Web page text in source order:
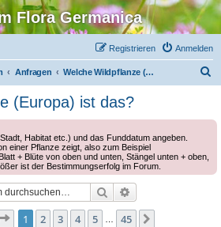
Flora Germanica
Anmelden
Registrieren
Anfragen Welche Wildpflanze (Europa) ist das?
(Europa) ist das?
Habitat etc.) und das Funddatum angeben.
einer Pflanze zeigt, also zum Beispiel
+ Blüte von oben und unten, Stängel unten + oben,
ist der Bestimmungserfolg im Forum.
Suche
Seite 1von 45
1 2 3 4 5 45